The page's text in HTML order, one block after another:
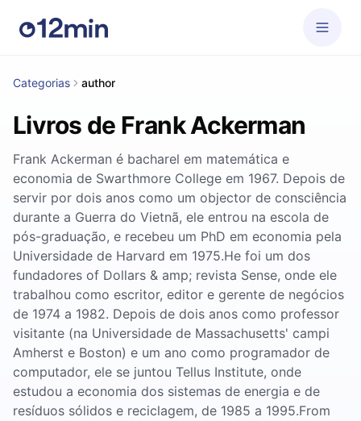
Categorias author
Livros de Frank Ackerman
Frank Ackerman é bacharel em matemática e
economia de Swarthmore College em 1967. Depois de
servir por dois anos como um objector de consciência
durante a Guerra do Vietnã, ele entrou na escola de
pós-graduação, e recebeu um PhD em economia pela
Universidade de Harvard em 1975.He foi um dos
fundadores of Dollars & amp; revista Sense, onde ele
trabalhou como escritor, editor e gerente de negócios
de 1974 a 1982. Depois de dois anos como professor
visitante (na Universidade de Massachusetts' campi
Amherst e Boston) e um ano como programador de
computador, ele se juntou Tellus Institute, onde
estudou a economia dos sistemas de energia e de
resíduos sólidos e reciclagem, de 1985 a 1995.From